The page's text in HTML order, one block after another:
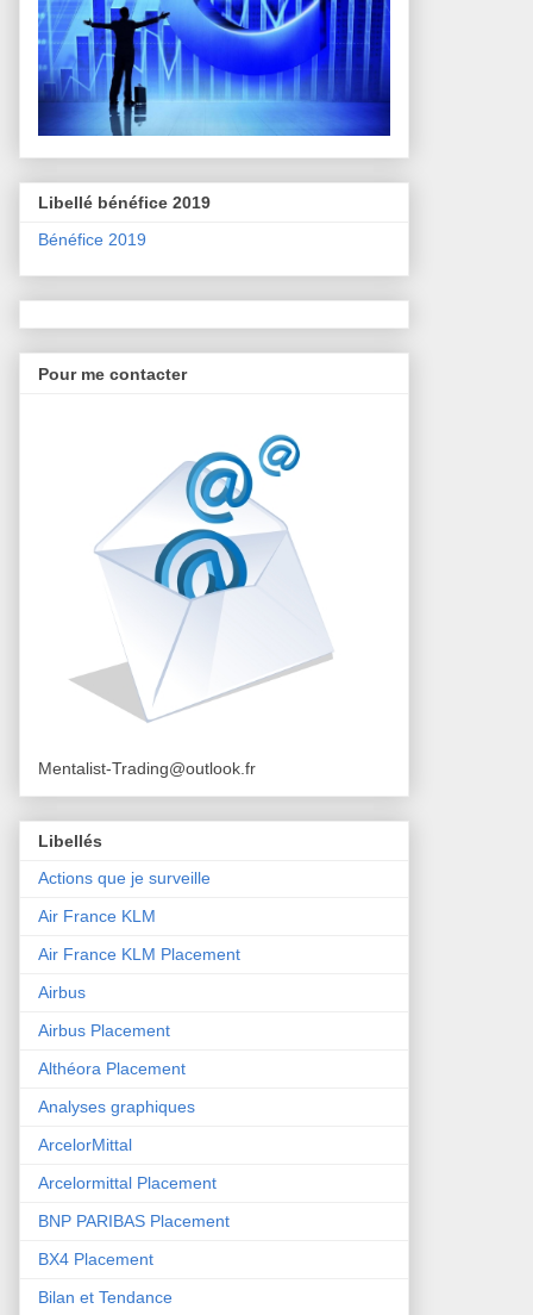
Libellé bénéfice 2019
Bénéfice 2019
Pour me contacter
Mentalist-Trading@outlook.fr
Libellés
Actions que je surveille
Air France KLM
Air France KLM Placement
Airbus
Airbus Placement
Althéora Placement
Analyses graphiques
ArcelorMittal
Arcelormittal Placement
BNP PARIBAS Placement
BX4 Placement
Bilan et Tendance